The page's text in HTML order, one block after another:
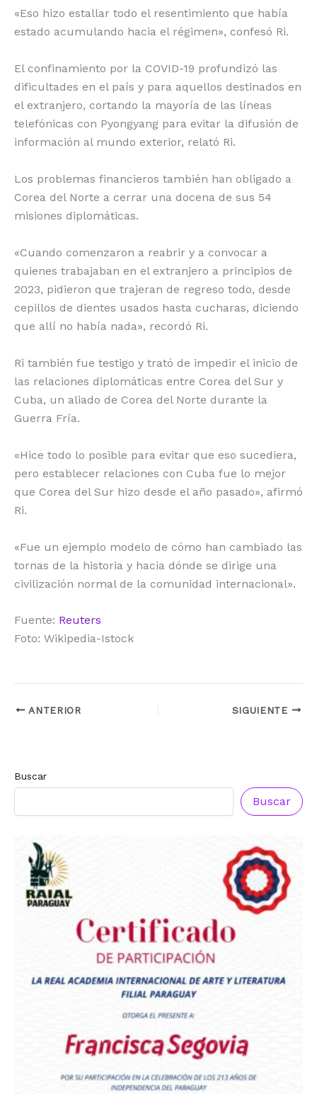
«Eso hizo estallar todo el resentimiento que había
estado acumulando hacia el régimen», confesó Ri.
El confinamiento por la COVID-19 profundizó las
dificultades en el país y para aquellos destinados en
el extranjero, cortando la mayoría de las líneas
telefónicas con Pyongyang para evitar la difusión de
información al mundo exterior, relató Ri.
Los problemas financieros también han obligado a
Corea del Norte a cerrar una docena de sus 54
misiones diplomáticas.
«Cuando comenzaron a reabrir y a convocar a
quienes trabajaban en el extranjero a principios de
2023, pidieron que trajeran de regreso todo, desde
cepillos de dientes usados hasta cucharas, diciendo
que allí no había nada», recordó Ri.
Ri también fue testigo y trató de impedir el inicio de
las relaciones diplomáticas entre Corea del Sur y
Cuba, un aliado de Corea del Norte durante la
Guerra Fría.
«Hice todo lo posible para evitar que eso sucediera,
pero establecer relaciones con Cuba fue lo mejor
que Corea del Sur hizo desde el año pasado», afirmó
Ri.
«Fue un ejemplo modelo de cómo han cambiado las
tornas de la historia y hacia dónde se dirige una
civilización normal de la comunidad internacional».
Fuente: Reuters
Foto: Wikipedia-Istock
ANTERIOR SIGUIENTE
Buscar
Buscar
Reconocimiento aFrancisca